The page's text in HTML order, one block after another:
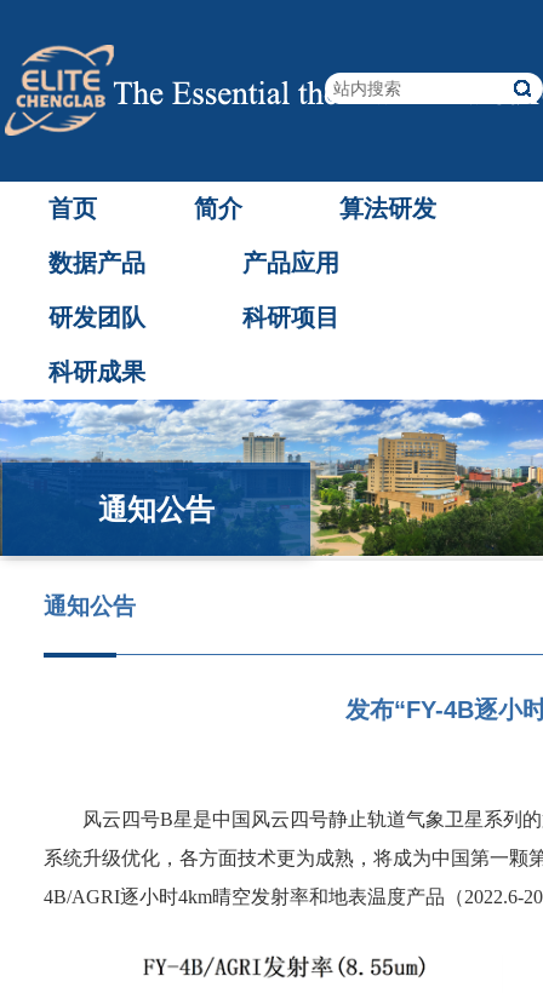
首页 简介 算法研发
数据产品 产品应用
研发团队 科研项目
科研成果
通知公告
通知公告
发布“FY-4B逐小
风云四号B星是中国风云四号静止轨道气象卫星系列
系统升级优化，各方面技术更为成熟，将成为中国第一颗
4B/AGRI逐小时4km晴空发射率和地表温度产品（2022.6-